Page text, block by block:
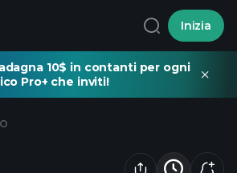
Inizia
10$ in contanti per ogni
Pro+ che inviti!